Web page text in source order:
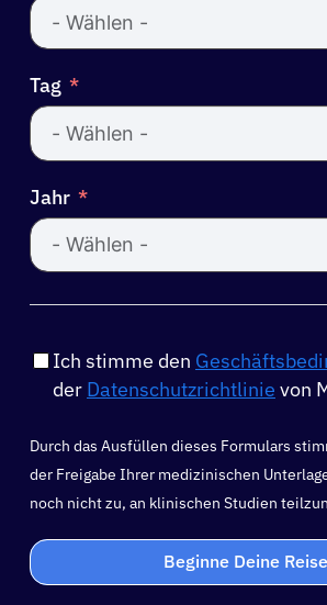
Tag
Jahr
Ich stimme den
der Datenschutzrichtlinie von
Durch das Ausfüllen dieses Formulars
der Freigabe Ihrer medizinischen
noch nicht zu, an klinischen Studien
Beginne Deine Reise